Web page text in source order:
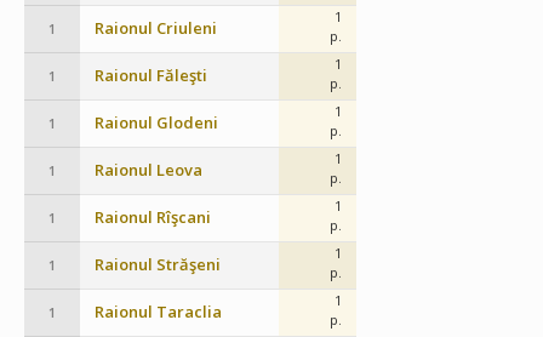
1 Raionul Criuleni
1
p.
1 Raionul Făleşti
1
p.
1 Raionul Glodeni
1
p.
1 Raionul Leova
1
p.
1 Raionul Rîşcani
1
p.
1 Raionul Străşeni
1
p.
1 Raionul Taraclia
1
p.